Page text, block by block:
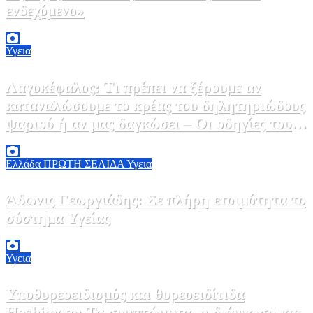
ενδεχόμενο»
Υγεια
Λαγοκέφαλος: Τι πρέπει να ξέρουμε αν
καταναλώσουμε το κρέας του δηλητηριώδους
ψαριού ή αν μας δαγκώσει – Οι οδηγίες του
ΕΟΔΥ
Ελλάδα ΠΡΩΤΗ ΣΕΛΙΔΑ Υγεια
Άδωνις Γεωργιάδης: Σε πλήρη ετοιμότητα το
σύστημα Υγείας
Υγεια
Υποθυρεοειδισμός και θυρεοειδίτιδα